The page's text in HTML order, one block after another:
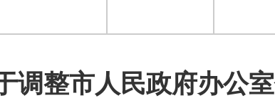
调整市人民政府办公